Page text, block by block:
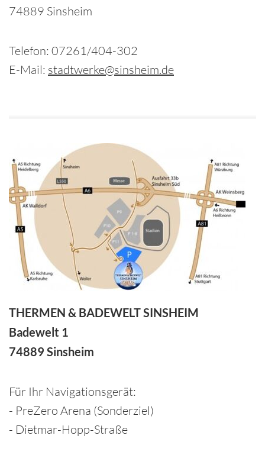
74889 Sinsheim
Telefon: 07261/404-302
E-Mail: stadtwerke@sinsheim.de
THERMEN & BADEWELT SINSHEIM
Badewelt 1
74889 Sinsheim
Für Ihr Navigationsgerät:
- PreZero Arena (Sonderziel)
- Dietmar-Hopp-Straße